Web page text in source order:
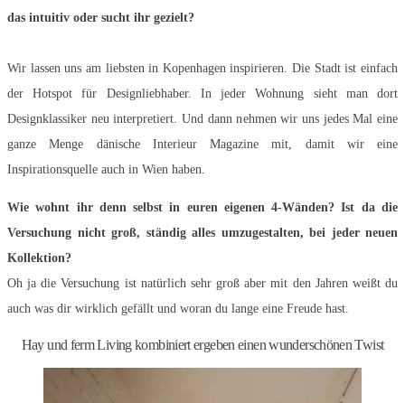
das intuitiv oder sucht ihr gezielt?
Wir lassen uns am liebsten in Kopenhagen inspirieren. Die Stadt ist einfach
der Hotspot für Designliebhaber. In jeder Wohnung sieht man dort
Designklassiker neu interpretiert. Und dann nehmen wir uns jedes Mal eine
ganze Menge dänische Interieur Magazine mit, damit wir eine
Inspirationsquelle auch in Wien haben.
Wie wohnt ihr denn selbst in euren eigenen 4-Wänden? Ist da die
Versuchung nicht groß, ständig alles umzugestalten, bei jeder neuen
Kollektion?
Oh ja die Versuchung ist natürlich sehr groß aber mit den Jahren weißt du
auch was dir wirklich gefällt und woran du lange eine Freude hast.
Hay und ferm Living kombiniert ergeben einen wunderschönen Twist